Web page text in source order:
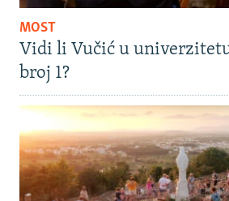
MOST
Vidi li Vučić u
broj 1?